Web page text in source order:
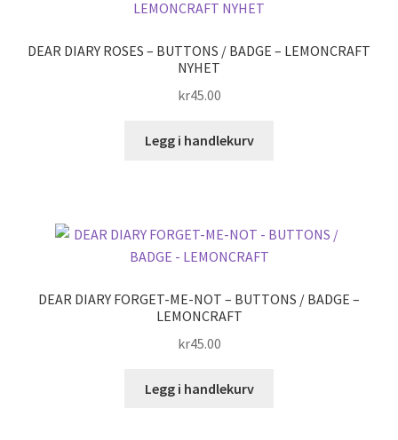
DEAR DIARY ROSES – BUTTONS / BADGE – LEMONCRAFT
NYHET
kr45.00
Legg i handlekurv
DEAR DIARY FORGET-ME-NOT – BUTTONS / BADGE –
LEMONCRAFT
kr45.00
Legg i handlekurv